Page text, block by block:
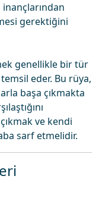
inançlarından
gerektiğini
genellikle bir tür
temsil eder. Bu rüya,
başa çıkmakta
ve kendi
sarf etmelidir.